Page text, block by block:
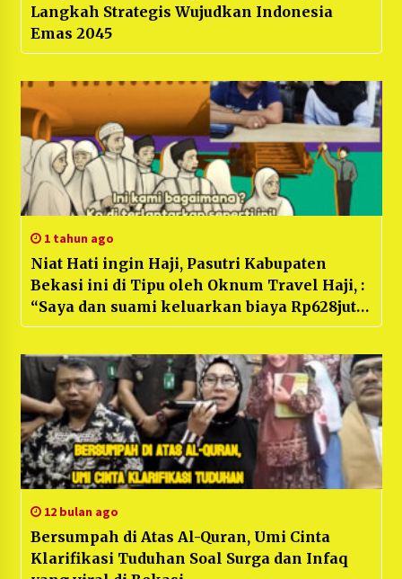
Langkah Strategis Wujudkan Indonesia
Emas 2045
1 tahun ago
Niat Hati ingin Haji, Pasutri Kabupaten
Bekasi ini di Tipu oleh Oknum Travel Haji, :
“Saya dan suami keluarkan biaya Rp628juta
untuk Haji, Tetapi diterlantarkan di Gurun”
12 bulan ago
Bersumpah di Atas Al-Quran, Umi Cinta
Klarifikasi Tuduhan Soal Surga dan Infaq